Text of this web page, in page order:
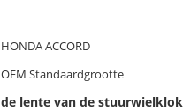
HONDA ACCORD
OEM Standaardgrootte
de lente van de stuurwielklok